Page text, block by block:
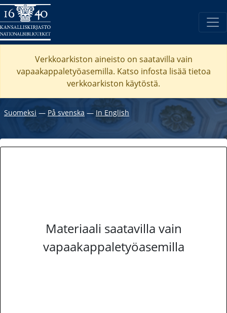
Verkkoarkiston aineisto on saatavilla vain
vapaakappaletyöasemilla. Katso infosta lisää tietoa
verkkoarkiston käytöstä.
Suomeksi ― På svenska ― In English
Materiaali saatavilla vain
vapaakappaletyöasemilla